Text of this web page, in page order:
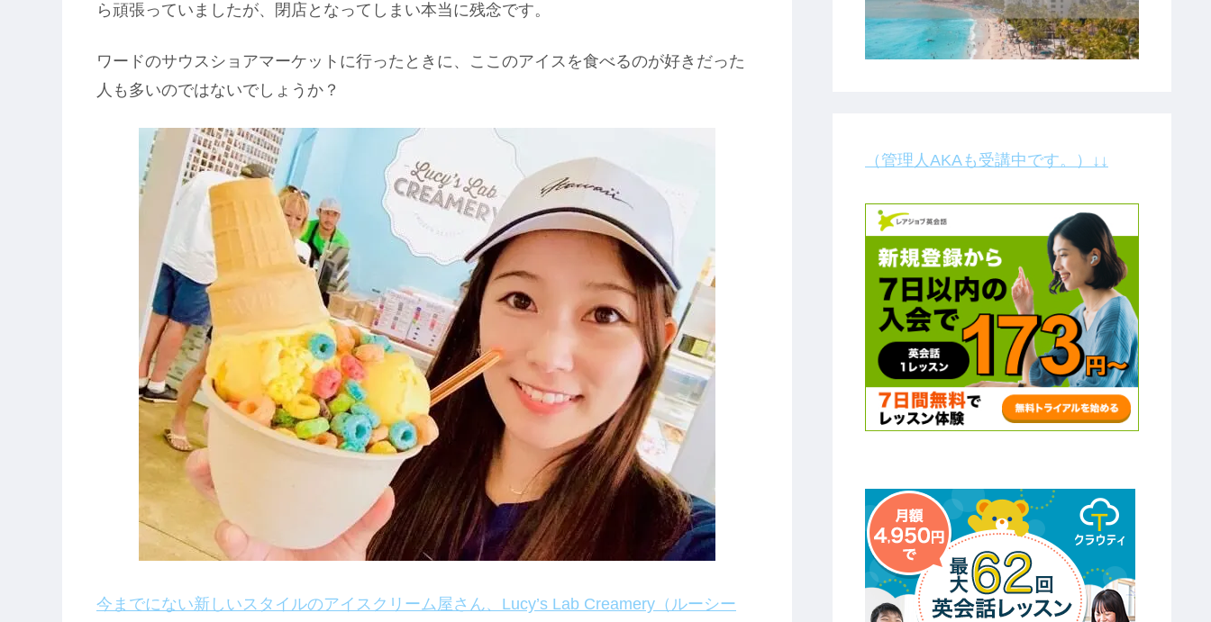
ら頑張っていましたが、閉店となってしまい本当に残念です。
ワードのサウスショアマーケットに行ったときに、ここのアイスを食べるのが好きだった
人も多いのではないでしょうか？
今までにない新しいスタイルのアイスクリーム屋さん、Lucy’s Lab Creamery（ルーシー
（管理人AKAも受講中です。）↓↓